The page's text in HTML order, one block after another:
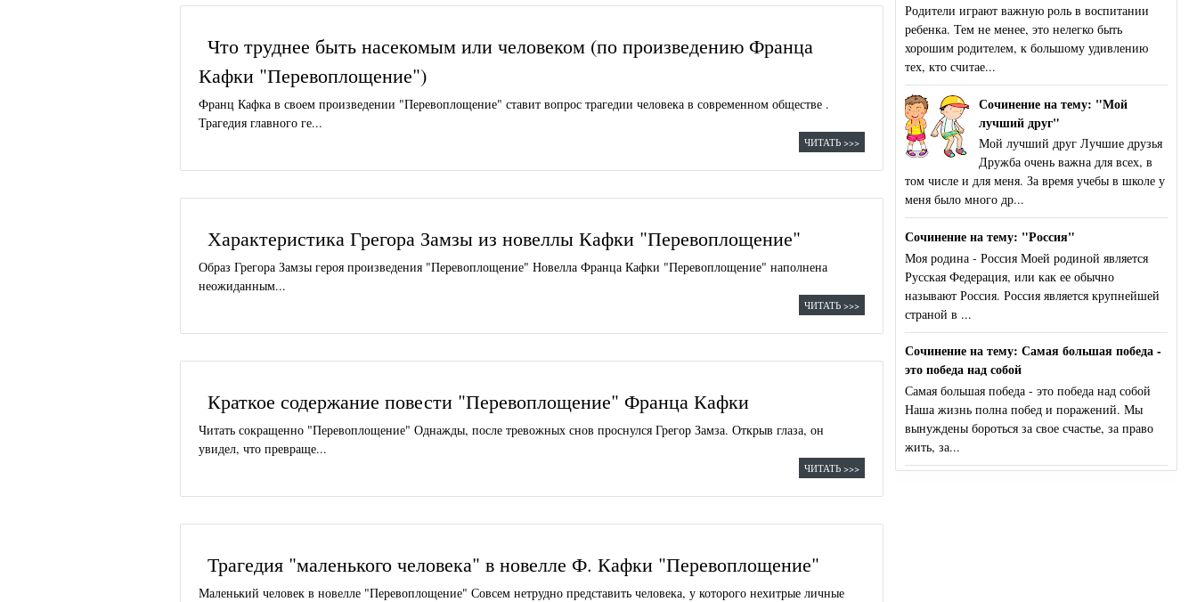
Что труднее быть насекомым или человеком (по произведению Франца
Кафки "Перевоплощение")
Франц Кафка в своем произведении "Перевоплощение" ставит вопрос трагедии человека в современном обществе .
Трагедия главного ге...
ЧИТАТЬ >>>
Характеристика Грегора Замзы из новеллы Кафки "Перевоплощение"
Образ Грегора Замзы героя произведения "Перевоплощение" Новелла Франца Кафки "Перевоплощение" наполнена
неожиданным...
ЧИТАТЬ >>>
Краткое содержание повести "Перевоплощение" Франца Кафки
Читать сокращенно "Перевоплощение" Однажды, после тревожных снов проснулся Грегор Замза. Открыв глаза, он
увидел, что превраще...
ЧИТАТЬ >>>
Трагедия "маленького человека" в новелле Ф. Кафки "Перевоплощение"
Маленький человек в новелле "Перевоплощение" Совсем нетрудно представить человека, у которого нехитрые личные
Родители играют важную роль в воспитании
ребенка. Тем не менее, это нелегко быть
хорошим родителем, к большому удивлению
тех, кто считае...
Сочинение на тему: "Мой
лучший друг"
Мой лучший друг Лучшие друзья
Дружба очень важна для всех, в
том числе и для меня. За время учебы в школе у
меня было много др...
Сочинение на тему: "Россия"
Моя родина - Россия Моей родиной является
Русская Федерация, или как ее обычно
называют Россия. Россия является крупнейшей
страной в ...
Сочинение на тему: Самая большая победа -
это победа над собой
Самая большая победа - это победа над собой
Наша жизнь полна побед и поражений. Мы
вынуждены бороться за свое счастье, за право
жить, за...